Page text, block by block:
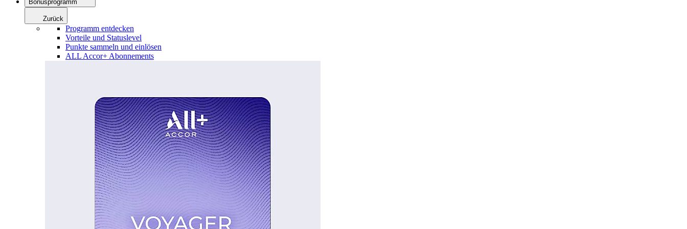
Bonusprogramm
Zurück
Programm entdecken
Vorteile und Statuslevel
Punkte sammeln und einlösen
ALL Accor+ Abonnements